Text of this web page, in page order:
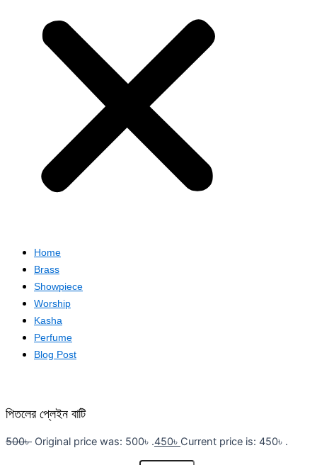
Home
Brass
Showpiece
Worship
Kasha
Perfume
Blog Post
পিতলের প্লেইন বাটি
500৳ Original price was: 500৳ .450৳ Current price is: 450৳ .